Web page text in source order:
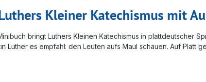
Kleiner Katechismus mit
bringt Luthers Kleinen Katechismus in plattdeutscher
Luther es empfahl: den Leuten aufs Maul schauen. Auf Platt